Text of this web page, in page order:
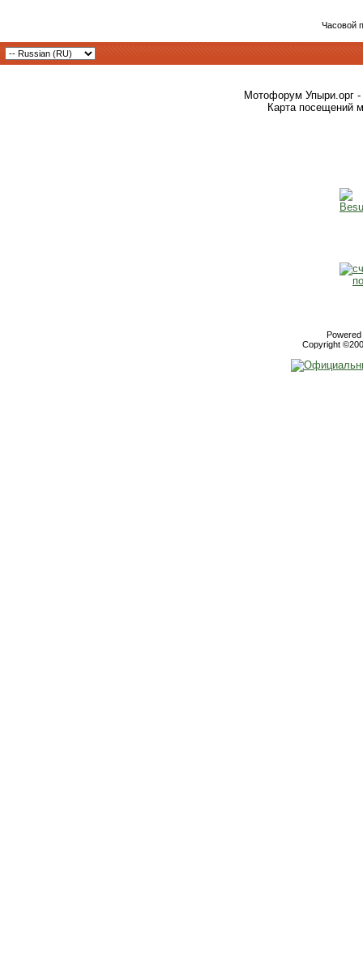
Часовой
Мотофорум Упыри.орг -
Карта посещений
Copyright